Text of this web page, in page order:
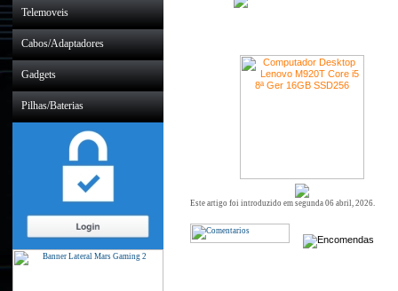
Telemoveis
Cabos/Adaptadores
Gadgets
Pilhas/Baterias
Este artigo foi introduzido em segunda 06 abril, 2026.